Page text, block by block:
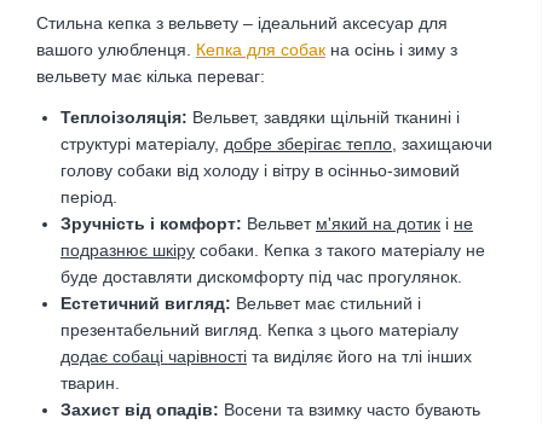
Стильна кепка з вельвету – ідеальний аксесуар для
вашого улюбленця. Кепка для собак на осінь і зиму з
вельвету має кілька переваг:
Теплоізоляція: Вельвет, завдяки щільній тканині і
структурі матеріалу, добре зберігає тепло , захищаючи
голову собаки від холоду і вітру в осінньо-зимовий
період.
Зручність і комфорт: Вельвет м'який на дотик і не
подразнює шкіру собаки. Кепка з такого матеріалу не
буде доставляти дискомфорту під час прогулянок.
Естетичний вигляд: Вельвет має стильний і
презентабельний вигляд. Кепка з цього матеріалу
додає собаці чарівності та виділяє його на тлі інших
тварин.
Захист від опадів: Восени та взимку часто бувають